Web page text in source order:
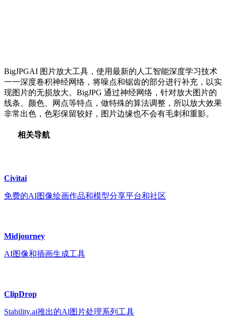
BigJPGAI 图片放大工具，使用最新的人工智能深度学习技术
一一深度卷积神经网络，将噪点和锯齿的部分进行补充，以实
现图片的无损放大。BigJPG 通过神经网络，针对放大图片的
线条、颜色、网点等特点，做特殊的算法调整，所以放大效果
非常出色，色彩保留较好，图片边缘也不会有毛刺和重影。
相关导航
Civitai
免费的AI图像绘画作品和模型分享平台和社区
Midjourney
AI图像和插画生成工具
ClipDrop
Stability.ai推出的Al图片处理系列工具